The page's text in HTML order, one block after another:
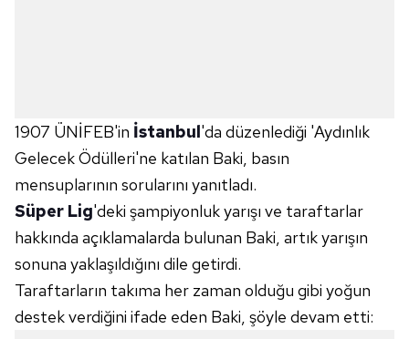
1907 ÜNİFEB'in İstanbul'da düzenlediği 'Aydınlık
Gelecek Ödülleri'ne katılan Baki, basın
mensuplarının sorularını yanıtladı.
Süper Lig'deki şampiyonluk yarışı ve taraftarlar
hakkında açıklamalarda bulunan Baki, artık yarışın
sonuna yaklaşıldığını dile getirdi.
Taraftarların takıma her zaman olduğu gibi yoğun
destek verdiğini ifade eden Baki, şöyle devam etti: